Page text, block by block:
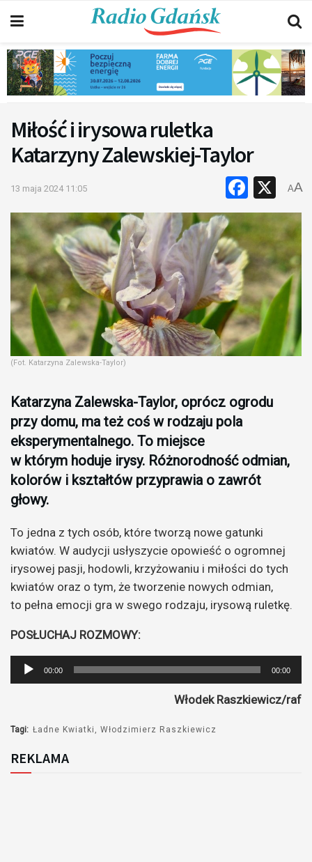
Miłość i irysowa ruletka
Katarzyny Zalewskiej-Taylor
13 maja 2024 11:05 X
AA
(Fot. Katarzyna Zalewska-Taylor)
Katarzyna Zalewska-Taylor, oprócz ogrodu
przy domu, ma też coś w rodzaju pola
eksperymentalnego. To miejsce
w którym hoduje irysy. Różnorodność odmian,
kolorów i kształtów przyprawia o zawrót
głowy.
To jedna z tych osób, które tworzą nowe gatunki
kwiatów. W audycji usłyszycie opowieść o ogromnej
irysowej pasji, hodowli, krzyżowaniu i miłości do tych
kwiatów oraz o tym, że tworzenie nowych odmian,
to pełna emocji gra w swego rodzaju, irysową ruletkę.
POSŁUCHAJ ROZMOWY:
Odtwarzacz
plików
00:00 00:00
Włodek Raszkiewicz/raf
Tagi: Ładne Kwiatki Włodzimierz Raszkiewicz
REKLAMA